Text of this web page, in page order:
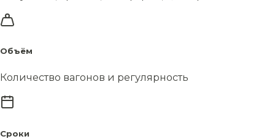
Объём
Количество вагонов и регулярность
Сроки